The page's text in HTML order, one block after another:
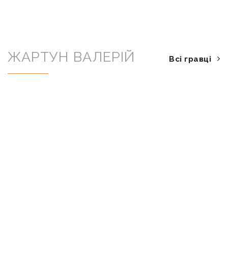
ЖАРТУН ВАЛЕРІЙ Всі гравці